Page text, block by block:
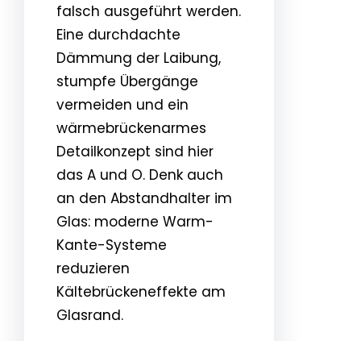
falsch ausgeführt werden.
Eine durchdachte
Dämmung der Laibung,
stumpfe Übergänge
vermeiden und ein
wärmebrückenarmes
Detailkonzept sind hier
das A und O. Denk auch
an den Abstandhalter im
Glas: moderne Warm-
Kante-Systeme
reduzieren
Kältebrückeneffekte am
Glasrand.